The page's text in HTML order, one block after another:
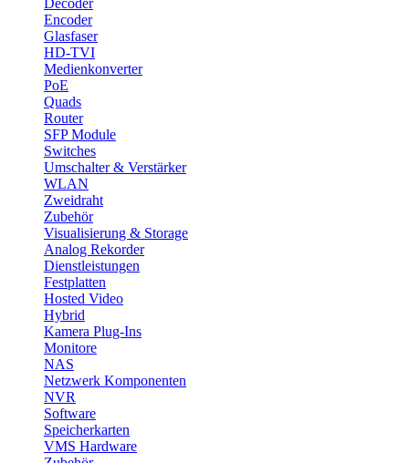
Encoder
Glasfaser
HD-TVI
Medienkonverter
PoE
Quads
Router
SFP Module
Switches
Umschalter & Verstärker
WLAN
Zweidraht
Zubehör
Visualisierung & Storage
Analog Rekorder
Dienstleistungen
Festplatten
Hosted Video
Hybrid
Kamera Plug-Ins
Monitore
NAS
Netzwerk Komponenten
NVR
Software
Speicherkarten
VMS Hardware